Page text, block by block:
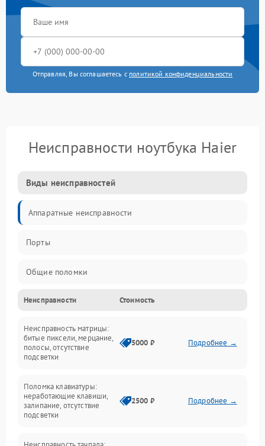
Отправляя, Вы соглашаетесь с политикой конфиденциальности
Неисправности ноутбука Haier
Виды неисправностей
Аппаратные неисправности
Порты
Общие поломки
Устройства
Программные ошибки
Электрические и системные сбои
Интерфейсные проблемы
Батарея
Неисправности Стоимость
Неисправность матрицы:
битые пиксели, мерцание,
полосы, отсутствие
подсветки
5000 ₽ Подробнее →
Поломка клавиатуры:
неработающие клавиши,
залипание, отсутствие
подсветки
2500 ₽ Подробнее →